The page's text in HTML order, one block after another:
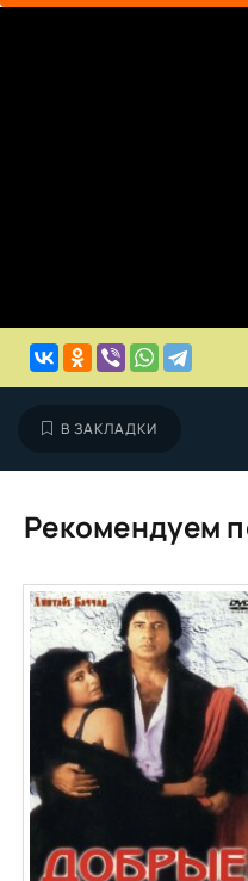
В ЗАКЛАДКИ
Рекомендуем